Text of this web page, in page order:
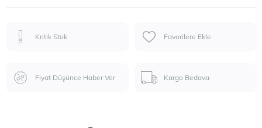
Kritik Stok Favorilere Ekle
Fiyat Düşünce Haber Ver Kargo Bedava